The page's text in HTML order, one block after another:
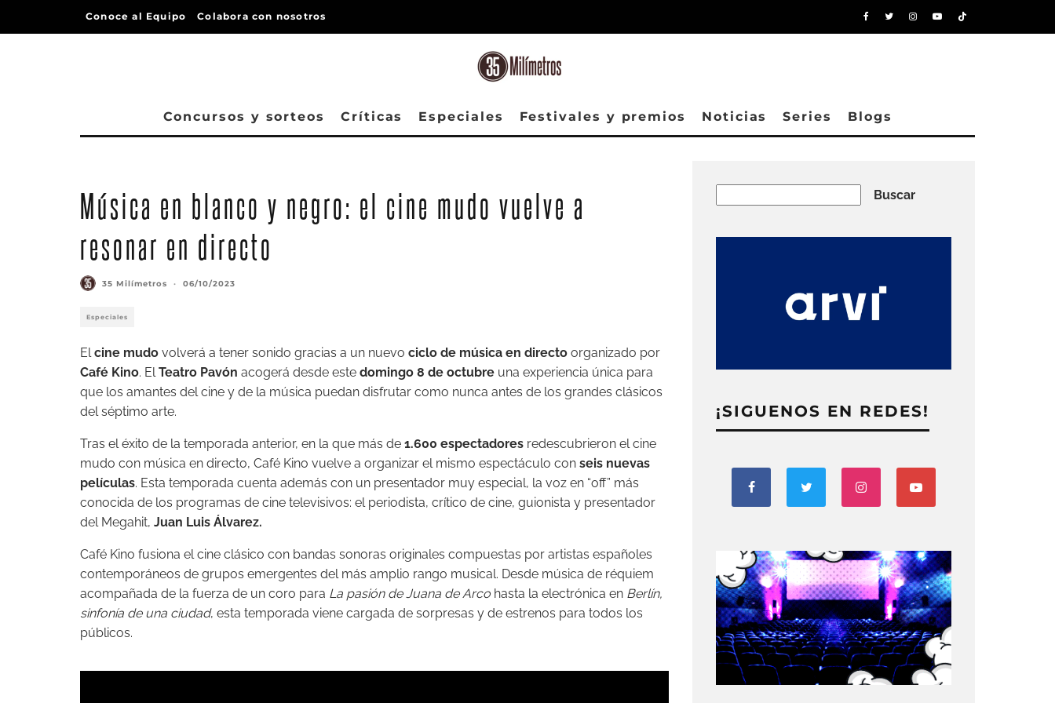
Conoce al Equipo Colabora con nosotros
Concursos y sorteos Críticas Especiales Festivales y premios Noticias Series Blogs
Música en blanco y negro: el cine mudo vuelve a
resonar en directo
35 Milímetros · 06/10/2023
Especiales
Elcine mudo volverá a tener sonido gracias a un nuevo ciclo de música en directo organizado por
Café Kino. ElTeatro Pavón acogerá desde este domingo 8 de octubre una experiencia única para
que los amantes del cine y de la música puedan disfrutar como nunca antes de los grandes clásicos
del séptimo arte.
Tras el éxito de la temporada anterior, en la que más de 1.600 espectadores redescubrieron el cine
mudo con música en directo, Café Kino vuelve a organizar el mismo espectáculo con seis nuevas
películas. Esta temporada cuenta además con un presentador muy especial, la voz en “off” más
conocida de los programas de cine televisivos: el periodista, crítico de cine, guionista y presentador
del Megahit, Juan Luis Álvarez.
Café Kino fusiona el cine clásico con bandas sonoras originales compuestas por artistas españoles
contemporáneos de grupos emergentes del más amplio rango musical. Desde música de réquiem
acompañada de la fuerza de un coro para La pasión de Juana de Arco hasta la electrónica en Berlín,
sinfonía de una ciudad, esta temporada viene cargada de sorpresas y de estrenos para todos los
públicos.
Buscar
¡SIGUENOS EN REDES!